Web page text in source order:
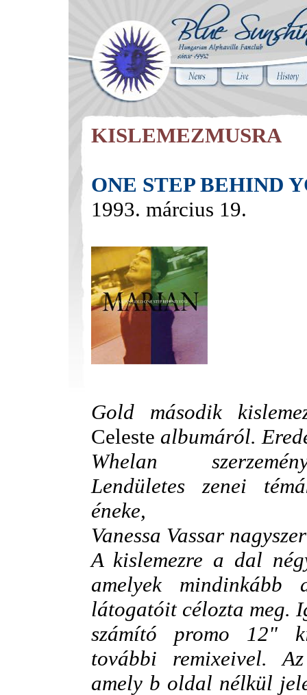
KISLEMEZMUSRA
ONE STEP BEHIND
1993. március 19.
Gold második
Celeste albumáról.
Whelan
Lendületes zenei
éneke,
Vanessa Vassar
A kislemezre a dal
amelyek mindinkább
látogatóit célozta meg.
számító promo 12"
további remixeivel.
amely b oldal nélkül